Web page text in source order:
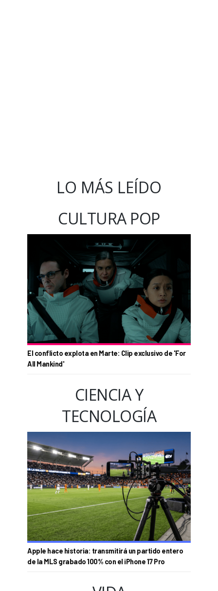
LO MÁS LEÍDO
CULTURA POP
El conflicto explota en Marte: Clip exclusivo de 'For
All Mankind'
CIENCIA Y
TECNOLOGÍA
Apple hace historia: transmitirá un partido entero
de la MLS grabado 100% con el iPhone 17 Pro